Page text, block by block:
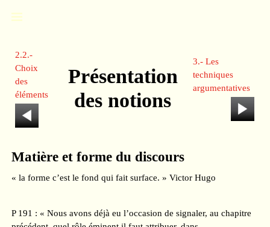
2.2.-
Choix
des
éléments
Présentation
des notions
3.- Les
techniques
argumentatives
Matière et forme du discours
« la forme c’est le fond qui fait surface. » Victor Hugo
P 191 : « Nous avons déjà eu l’occasion de signaler, au chapitre